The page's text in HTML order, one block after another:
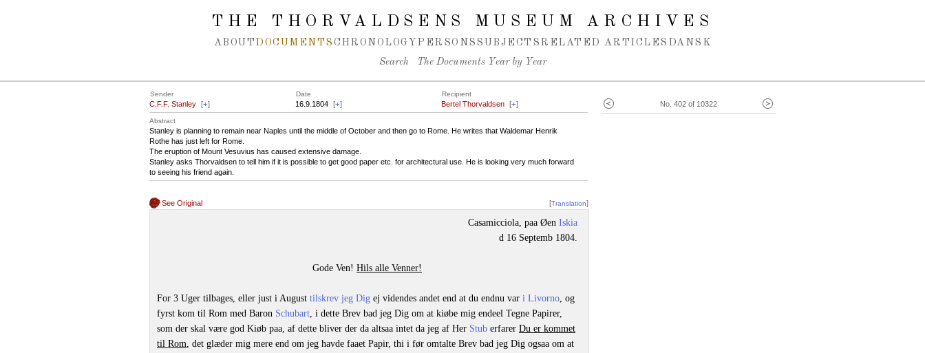
THE THORVALDSENS MUSEUM ARCHIVES
ABOUT DOCUMENTS CHRONOLOGY PERSONS SUBJECTS RELATED ARTICLES DANSK
Search The Documents Year by Year
No. 402 of 10322
Sender Date Recipient
C.F.F. Stanley [+] 16.9.1804 [+] Bertel Thorvaldsen [+]
Abstract
Stanley is planning to remain near Naples until the middle of October and then go to Rome. He writes that Waldemar Henrik
Rothe has just left for Rome.
The eruption of Mount Vesuvius has caused extensive damage.
Stanley asks Thorvaldsen to tell him if it is possible to get good paper etc. for architectural use. He is looking very much forward
to seeing his friend again.
See Original [Translation]
Casamicciola, paa Øen Iskia
d 16 Septemb 1804.
Gode Ven! Hils alle Venner!
For 3 Uger tilbages, eller just i August tilskrev jeg Dig ej videndes andet end at du endnu var i Livorno, og
fyrst kom til Rom med Baron Schubart, i dette Brev bad jeg Dig om at kiøbe mig endeel Tegne Papirer,
som der skal være god Kiøb paa, af dette bliver der da altsaa intet da jeg af Her Stub erfarer Du er kommet
til Rom, det glæder mig mere end om jeg havde faaet Papir, thi i før omtalte Brev bad jeg Dig ogsaa om at